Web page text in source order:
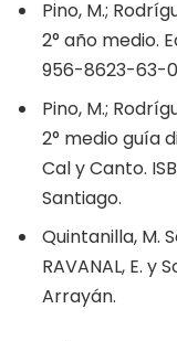
Pino, M.;
2° año medio.
956-8623-63-
Pino, M.;
2° medio guía
Cal y Canto.
Santiago.
Quintanilla, M.
RAVANAL, E. y
Arrayán.